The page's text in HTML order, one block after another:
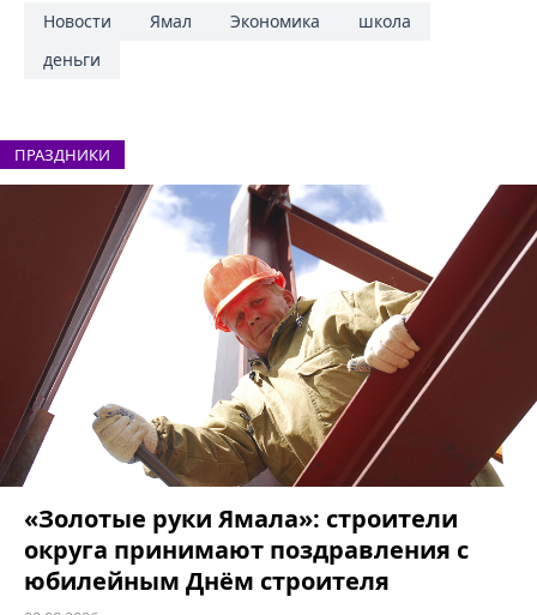
Новости Ямал Экономика
школа
деньги
ПРАЗДНИКИ
«Золотые руки Ямала»: строители
округа принимают поздравления с
юбилейным Днём строителя